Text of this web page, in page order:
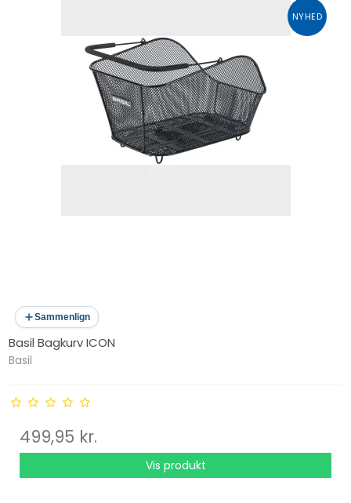
NYHED
Sammenlign
Basil Bagkurv ICON
Basil
499,95 kr.
Vis produkt